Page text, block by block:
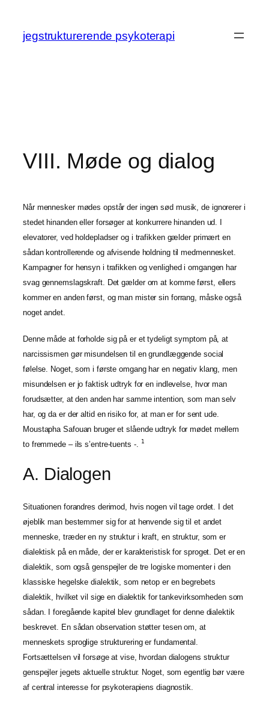
indhold
jegstrukturerende psykoterapi
VIII. Møde og dialog
Når mennesker mødes opstår der ingen sød musik, de ignorerer i
stedet hinanden eller forsøger at konkurrere hinanden ud. I
elevatorer, ved holdepladser og i trafikken gælder primært en
sådan kontrollerende og afvisende holdning til medmennesket.
Kampagner for hensyn i trafikken og venlighed i omgangen har
svag gennemslagskraft. Det gælder om at komme først, ellers
kommer en anden først, og man mister sin forrang, måske også
noget andet.
Denne måde at forholde sig på er et tydeligt symptom på, at
narcissismen gør misundelsen til en grundlæggende social
følelse. Noget, som i første omgang har en negativ klang, men
misundelsen er jo faktisk udtryk for en indlevelse, hvor man
forudsætter, at den anden har samme intention, som man selv
har, og da er der altid en risiko for, at man er for sent ude.
Moustapha Safouan bruger et slående udtryk for mødet mellem
to fremmede – ils s’entre-tuents -.
1
A. Dialogen
Situationen forandres derimod, hvis nogen vil tage ordet. I det
øjeblik man bestemmer sig for at henvende sig til et andet
menneske, træder en ny struktur i kraft, en struktur, som er
dialektisk på en måde, der er karakteristisk for sproget. Det er en
dialektik, som også genspejler de tre logiske momenter i den
klassiske hegelske dialektik, som netop er en begrebets
dialektik, hvilket vil sige en dialektik for tankevirksomheden som
sådan. I foregående kapitel blev grundlaget for denne dialektik
beskrevet. En sådan observation støtter tesen om, at
menneskets sproglige strukturering er fundamental.
Fortsættelsen vil forsøge at vise, hvordan dialogens struktur
genspejler jegets aktuelle struktur. Noget, som egentlig bør være
af central interesse for psykoterapiens diagnostik.